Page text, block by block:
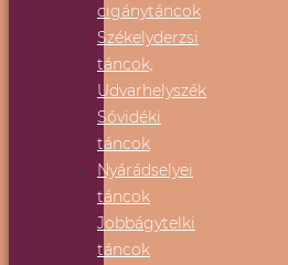
cigánytáncok
Székelyderzsi
táncok,
Udvarhelyszék
Sóvidéki
táncok
Nyárádselyei
táncok
Jobbágytelki
táncok